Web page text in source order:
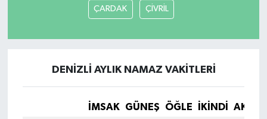
ÇARDAK ÇİVRİL
DENİZLİ AYLIK NAMAZ VAKITLERI
İMSAK GÜNEŞ ÖĞLE İKINDI